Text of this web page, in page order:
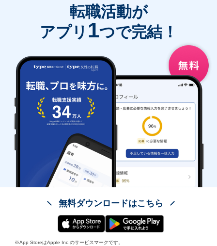
転職活動が
アプリ 1つで完結！
無料ダウンロードはこちら
※App StoreはApple Inc.のサービスマークです。